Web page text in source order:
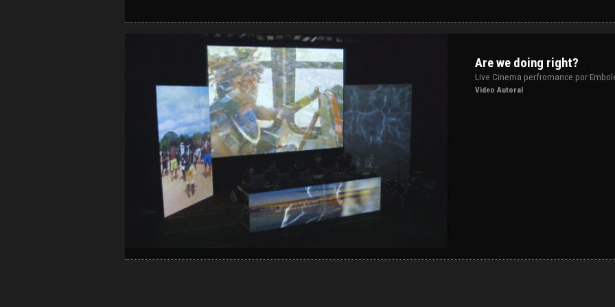
Are we doing right?
Live Cinema perfromance por
Video Autoral